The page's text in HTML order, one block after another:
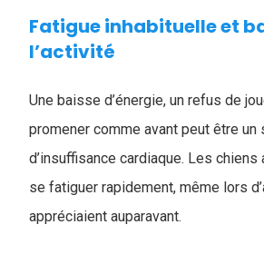
Fatigue inhabituelle et
l’activité
Une baisse d’énergie, un refus de
promener comme avant peut être un
d’insuffisance cardiaque. Les
se fatiguer rapidement, même lors
appréciaient auparavant.